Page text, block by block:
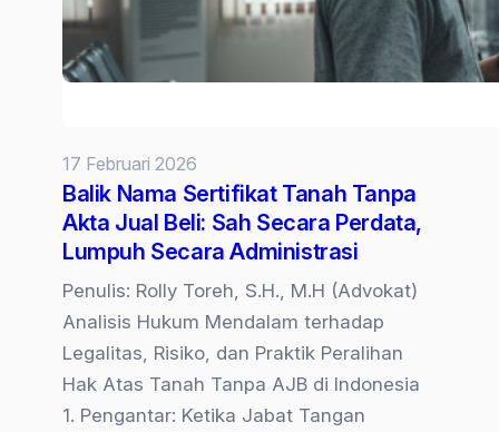
tahun,
Solusinya?
17 Februari 2026
Balik Nama Sertifikat Tanah Tanpa
Akta Jual Beli: Sah Secara Perdata,
Lumpuh Secara Administrasi
Penulis: Rolly Toreh, S.H., M.H (Advokat)
Analisis Hukum Mendalam terhadap
Legalitas, Risiko, dan Praktik Peralihan
Hak Atas Tanah Tanpa AJB di Indonesia
1. Pengantar: Ketika Jabat Tangan